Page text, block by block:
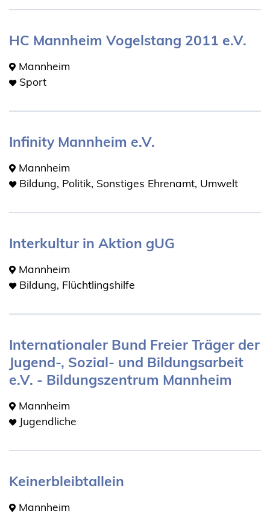
HC Mannheim Vogelstang 2011 e.V.
Mannheim
Sport
Infinity Mannheim e.V.
Mannheim
Bildung, Politik, Sonstiges Ehrenamt, Umwelt
Interkultur in Aktion gUG
Mannheim
Bildung, Flüchtlingshilfe
Internationaler Bund Freier Träger der
Jugend-, Sozial- und Bildungsarbeit
e.V. - Bildungszentrum Mannheim
Mannheim
Jugendliche
Keinerbleibtallein
Mannheim